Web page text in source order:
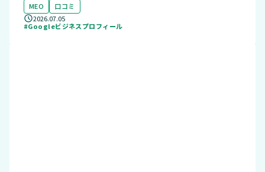
MEO
口コミ
2026.07.05
#Googleビジネスプロフィール